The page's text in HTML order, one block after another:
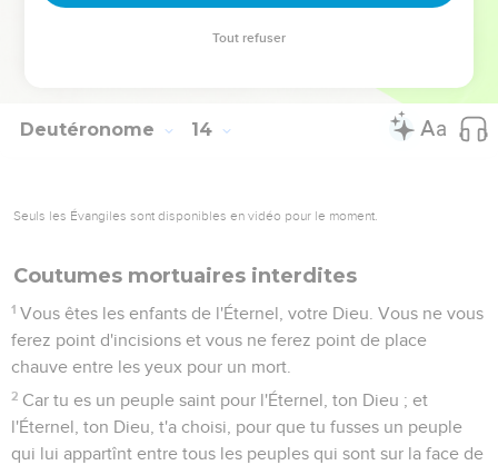
Deutéronome 14
Seuls les Évangiles sont disponibles en vidéo pour le moment.
Coutumes mortuaires interdites
1 Vous êtes les enfants de l'Éternel, votre Dieu. Vous ne vous
ferez point d'incisions et vous ne ferez point de place
chauve entre les yeux pour un mort.
2 Car tu es un peuple saint pour l'Éternel, ton Dieu ; et
l'Éternel, ton Dieu, t'a choisi, pour que tu fusses un peuple
qui lui appartînt entre tous les peuples qui sont sur la face de
Tout refuser